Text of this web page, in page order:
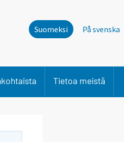
Suomeksi På svenska
Tietoa meistä